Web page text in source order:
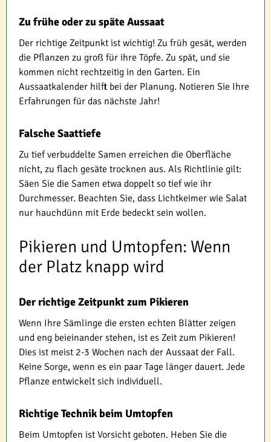
Zu frühe oder zu späte Aussaat
Der richtige Zeitpunkt ist wichtig! Zu früh gesät, werden
die Pflanzen zu groß für ihre Töpfe. Zu spät, und sie
kommen nicht rechtzeitig in den Garten. Ein
Aussaatkalender hilft bei der Planung. Notieren Sie Ihre
Erfahrungen für das nächste Jahr!
Falsche Saattiefe
Zu tief verbuddelte Samen erreichen die Oberfläche
nicht, zu flach gesäte trocknen aus. Als Richtlinie gilt:
Säen Sie die Samen etwa doppelt so tief wie ihr
Durchmesser. Beachten Sie, dass Lichtkeimer wie Salat
nur hauchdünn mit Erde bedeckt sein wollen.
Pikieren und Umtopfen: Wenn
der Platz knapp wird
Der richtige Zeitpunkt zum Pikieren
Wenn Ihre Sämlinge die ersten echten Blätter zeigen
und eng beieinander stehen, ist es Zeit zum Pikieren!
Dies ist meist 2-3 Wochen nach der Aussaat der Fall.
Keine Sorge, wenn es ein paar Tage länger dauert. Jede
Pflanze entwickelt sich individuell.
Richtige Technik beim Umtopfen
Beim Umtopfen ist Vorsicht geboten. Heben Sie die